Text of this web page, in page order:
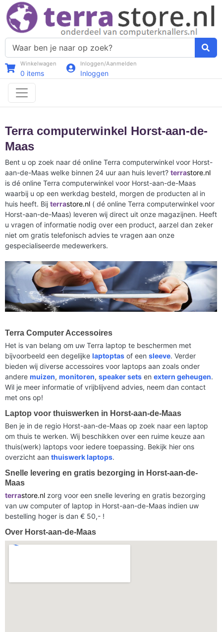
Winkelwagen
0 items
Inloggen/Aanmelden
Inloggen
Terra computerwinkel Horst-aan-de-
Maas
Bent u op zoek naar dé online Terra computerwinkel voor Horst-
aan-de-Maas welke binnen 24 uur aan huis levert? terrastore.nl
is dé online Terra computerwinkel voor Horst-aan-de-Maas
waarbij u op een werkdag besteld, morgen de producten al in
huis heeft. Bij terrastore.nl ( dé online Terra computerwinkel voor
Horst-aan-de-Maas) leveren wij direct uit onze magazijnen. Heeft
u vragen of informatie nodig over een product, aarzel dan zeker
niet om gratis telefonisch advies te vragen aan onze
gespecialiseerde medewerkers.
Terra Computer Accessoires
Het is van belang om uw Terra laptop te beschermen met
bijvoorbeeld een degelijke laptoptas of een sleeve. Verder
bieden wij diverse accessoires voor laptops aan zoals onder
andere muizen, monitoren, speaker sets en extern geheugen.
Wil je meer informatie of vrijblijvend advies, neem dan contact
met ons op!
Laptop voor thuiswerken in Horst-aan-de-Maas
Ben je in de regio Horst-aan-de-Maas op zoek naar een laptop
om thuis te werken. Wij beschikken over een ruime keuze aan
thuis(werk) laptops voor iedere toepassing. Bekijk hier ons
overzicht aan thuiswerk laptops.
Snelle levering en gratis bezorging in Horst-aan-de-
Maas
terrastore.nl zorg voor een snelle levering en gratis bezorging
van uw computer of laptop in Horst-aan-de-Maas indien uw
bestelling hoger is dan € 50,- !
Over Horst-aan-de-Maas